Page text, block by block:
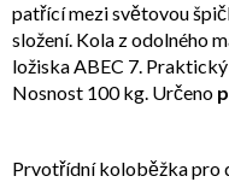
patřící mezi světovou
složení. Kola z odolného
ložiska ABEC 7.
Nosnost 100 kg. Určeno
Prvotřídní koloběžka pro